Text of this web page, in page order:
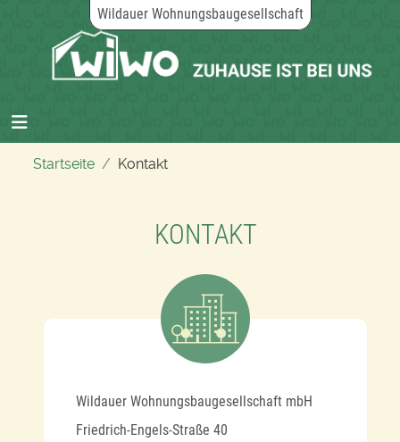
Wildauer Wohnungsbaugesellschaft
Startseite Kontakt
KONTAKT
Wildauer Wohnungsbaugesellschaft mbH
Friedrich-Engels-Straße 40